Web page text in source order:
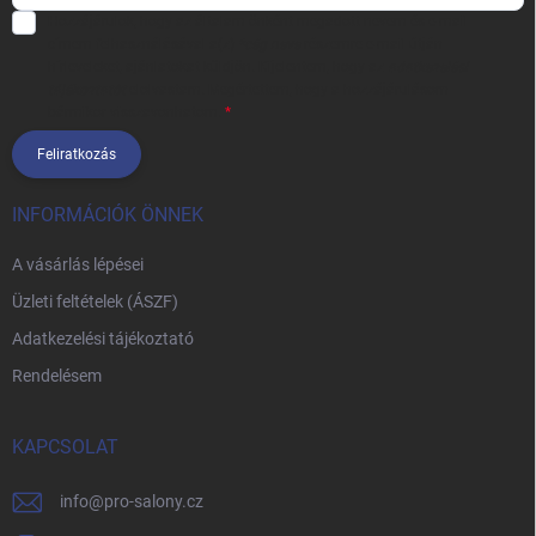
Feliratkozás
INFORMÁCIÓK ÖNNEK
A vásárlás lépései
Üzleti feltételek (ÁSZF)
Adatkezelési tájékoztató
Rendelésem
KAPCSOLAT
info@pro-salony.cz